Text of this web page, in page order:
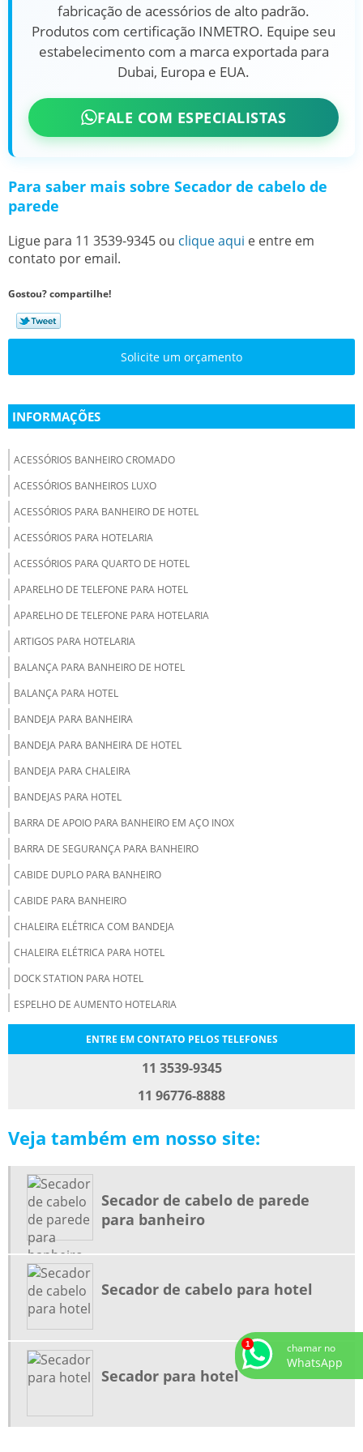
fabricação de acessórios de alto padrão.
Produtos com certificação INMETRO. Equipe seu
estabelecimento com a marca exportada para
Dubai, Europa e EUA.
FALE COM ESPECIALISTAS
Para saber mais sobre Secador de cabelo de
parede
Ligue para 11 3539-9345 ou clique aqui e entre em
contato por email.
Gostou? compartilhe!
Solicite um orçamento
INFORMAÇÕES
ACESSÓRIOS BANHEIRO CROMADO
ACESSÓRIOS BANHEIROS LUXO
ACESSÓRIOS PARA BANHEIRO DE HOTEL
ACESSÓRIOS PARA HOTELARIA
ACESSÓRIOS PARA QUARTO DE HOTEL
APARELHO DE TELEFONE PARA HOTEL
APARELHO DE TELEFONE PARA HOTELARIA
ARTIGOS PARA HOTELARIA
BALANÇA PARA BANHEIRO DE HOTEL
BALANÇA PARA HOTEL
BANDEJA PARA BANHEIRA
BANDEJA PARA BANHEIRA DE HOTEL
BANDEJA PARA CHALEIRA
BANDEJAS PARA HOTEL
BARRA DE APOIO PARA BANHEIRO EM AÇO INOX
BARRA DE SEGURANÇA PARA BANHEIRO
CABIDE DUPLO PARA BANHEIRO
CABIDE PARA BANHEIRO
CHALEIRA ELÉTRICA COM BANDEJA
CHALEIRA ELÉTRICA PARA HOTEL
DOCK STATION PARA HOTEL
ESPELHO DE AUMENTO HOTELARIA
FABRICA DE ESPELHO DE AUMENTO
FORNECEDORES DE PRODUTOS PARA HOTEL
LOJA DE PRODUTOS PARA HOTELARIA
MALEIRO PARA QUARTO DE HOTEL
ONDE COMPRAR SECADOR DE CABELO COM SUPORTE DE PAREDE
PAPELEIRA DUPLA PARA HOTEL
PORTA PAPEL HIGIÊNICO INOX DUPLO
PORTA PAPEL HIGIÊNICO PARA HOTEL
PORTA TOALHA LINHA HOTELARIA
PRODUTOS PARA HOTÉIS
ENTRE EM CONTATO PELOS TELEFONES
11 3539-9345
11 96776-8888
Veja também em nosso site:
Secador de cabelo de parede
para banheiro
Secador de cabelo para hotel
Secador para hotel
chamar no
WhatsApp